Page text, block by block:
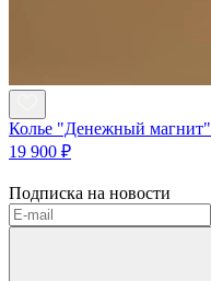
Колье "Денежный магнит"
19 900 ₽
Подписка на новости